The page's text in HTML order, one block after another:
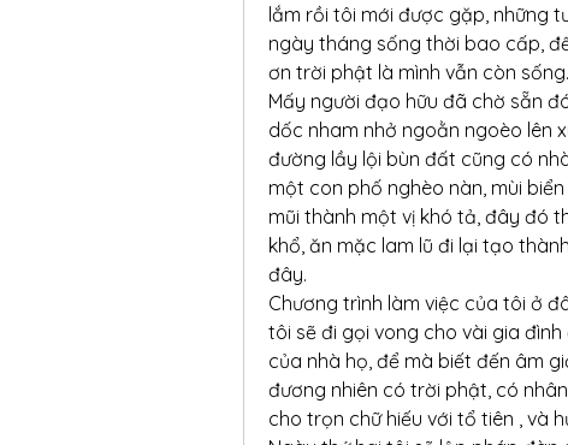
lắm rồi tôi mới được gặp, những
ngày tháng sống thời bao cấp,
ơn trời phật là mình vẫn còn sống.
Mấy người đạo hữu đã chờ sẵn
dốc nham nhở ngoằn ngoèo lên
đường lầy lội bùn đất cũng có
một con phố nghèo nàn, mùi
mũi thành một vị khó tả, đây đó
khổ, ăn mặc lam lũ đi lại tạo
đây.
Chương trình làm việc của tôi ở
tôi sẽ đi gọi vong cho vài gia
của nhà họ, để mà biết đến âm
đương nhiên có trời phật, có
cho trọn chữ hiếu với tổ tiên , và